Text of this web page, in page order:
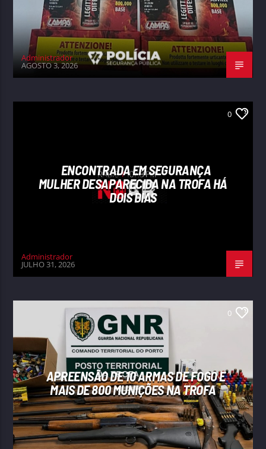
Administrador
AGOSTO 3, 2026
0
ENCONTRADA EM SEGURANÇA
MULHER DESAPARECIDA NA TROFA HÁ
DOIS DIAS
Administrador
JULHO 31, 2026
0
APREENSÃO DE 10 ARMAS DE FOGO E
MAIS DE 800 MUNIÇÕES NA TROFA